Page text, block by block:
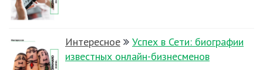
Интересное
Успех в Сети: биографии
известных онлайн-бизнесменов